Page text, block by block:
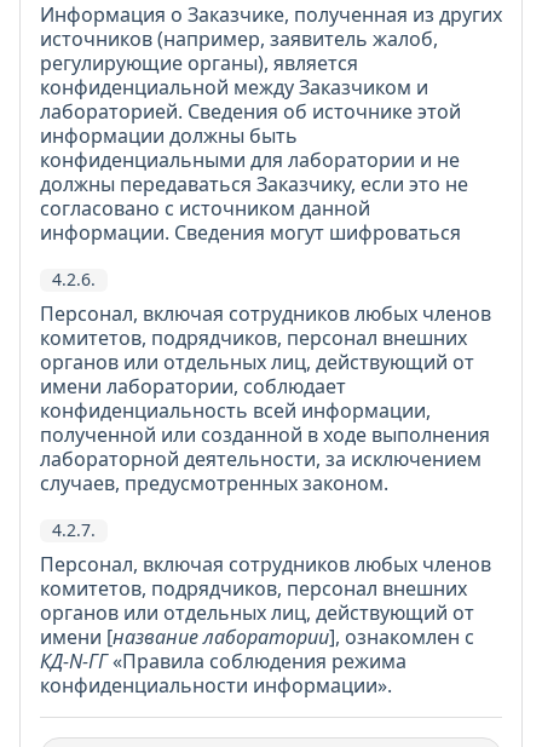
Информация о Заказчике, полученная из других
источников (например, заявитель жалоб,
регулирующие органы), является
конфиденциальной между Заказчиком и
лабораторией. Сведения об источнике этой
информации должны быть
конфиденциальными для лаборатории и не
должны передаваться Заказчику, если это не
согласовано с источником данной
информации. Сведения могут шифроваться
4.2.6.
Персонал, включая сотрудников любых членов
комитетов, подрядчиков, персонал внешних
органов или отдельных лиц, действующий от
имени лаборатории, соблюдает
конфиденциальность всей информации,
полученной или созданной в ходе выполнения
лабораторной деятельности, за исключением
случаев, предусмотренных законом.
4.2.7.
Персонал, включая сотрудников любых членов
комитетов, подрядчиков, персонал внешних
органов или отдельных лиц, действующий от
имени [название лаборатории], ознакомлен с
КД-N-ГГ«Правила соблюдения режима
конфиденциальности информации».